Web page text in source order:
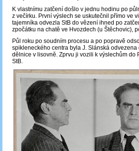
K vlastnímu zatčení došlo v jednu hodinu po
z večírku. První výslech se uskutečnil přímo ve
tajemníka odvezla StB do vězení ihned po
zpočátku na chatě ve Hvozdech (u Štěchovic),
Půl roku po soudním procesu a po popravě
spikleneckého centra byla J. Slánská
dělnice v lisovně. Zprvu ji vozili k výslechům
StB.